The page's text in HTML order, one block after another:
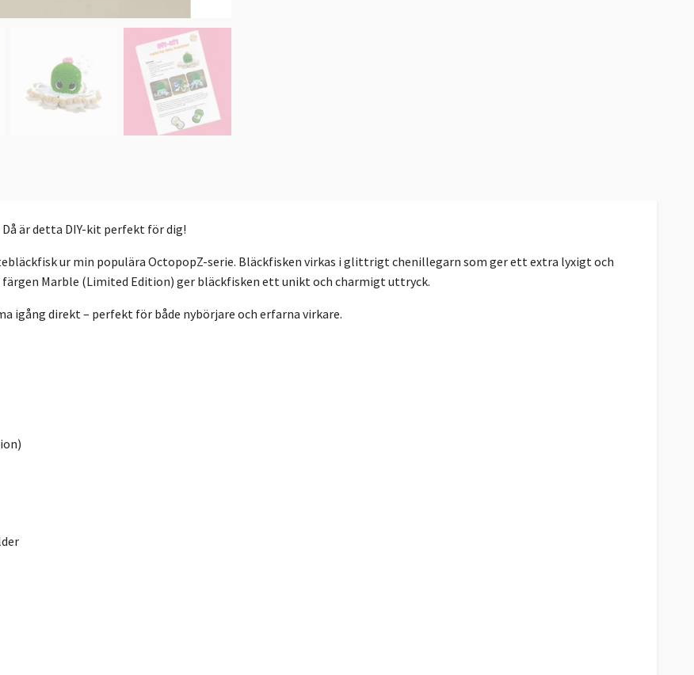
är detta DIY-kit perfekt för dig!
ur min populära OctopopZ-serie. Bläckfisken virkas i glittrigt chenillegarn som ger ett extra lyxigt och
Marble (Limited Edition) ger bläckfisken ett unikt och charmigt uttryck.
igång direkt – perfekt för både nybörjare och erfarna virkare.